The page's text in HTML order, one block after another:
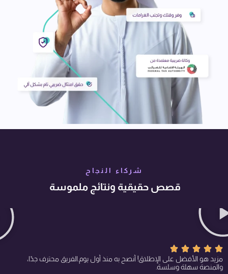
شركاء النجاح
قصص حقيقية ونتائج ملموسة
مزيد هو الأفضل على الإطلاق! أنصح به منذ أول يوم. الفريق محترف جدًا،
والمنصة سهلة وسلسة.